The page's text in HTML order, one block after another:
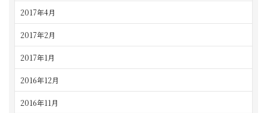
2017年4月
2017年2月
2017年1月
2016年12月
2016年11月